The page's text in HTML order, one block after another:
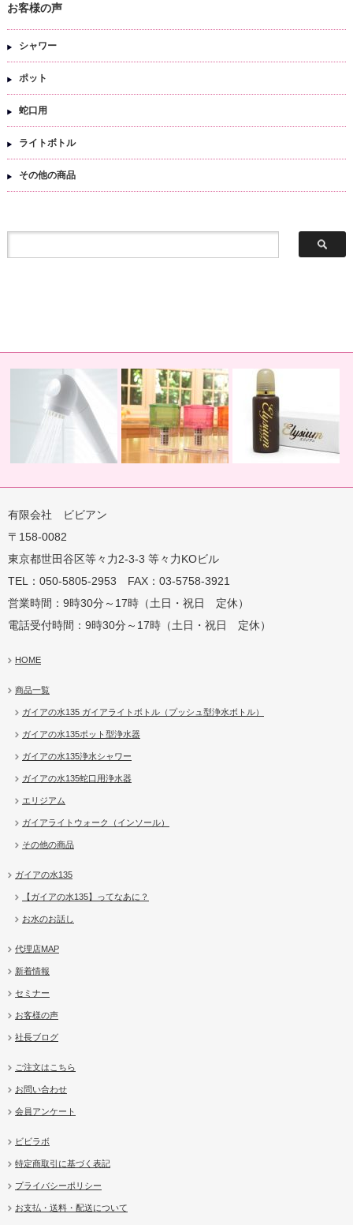
お客様の声
シャワー
ポット
蛇口用
ライトボトル
その他の商品
用地球の恵みを シャワー
有限会社 ビビアン
〒158-0082
東京都世田谷区等々力2-3-3 等々力KOビル
TEL：050-5805-2953 FAX：03-5758-3921
営業時間：9時30分～17時（土日・祝日 定休）
電話受付時間：9時30分～17時（土日・祝日 定休）
HOME
商品一覧
ガイアの水135 ガイアライトボトル（プッシュ型浄水ボトル）
ガイアの水135ポット型浄水器
ガイアの水135浄水シャワー
ガイアの水135蛇口用浄水器
エリジアム
ガイアライトウォーク（インソール）
その他の商品
ガイアの水135
【ガイアの水135】ってなあに？
お水のお話し
代理店MAP
新着情報
セミナー
お客様の声
社長ブログ
ご注文はこちら
お問い合わせ
会員アンケート
ビビラボ
特定商取引に基づく表記
プライバシーポリシー
お支払・送料・配送について